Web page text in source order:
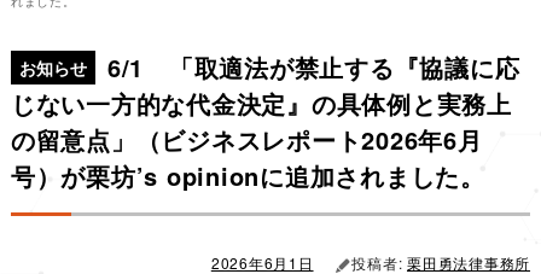
お知らせ
6/1 「取適法が禁止する『協議に応
じない一方的な代金決定』の具体例と実務上
の留意点」（ビジネスレポート2026年6月
号）が栗坊’s opinionに追加されました。
日:
2026年6月1日 投稿者:栗田勇法律事務所
ゴ
リ
ー
稿
ナ
ビ
ゲ
ー
シ